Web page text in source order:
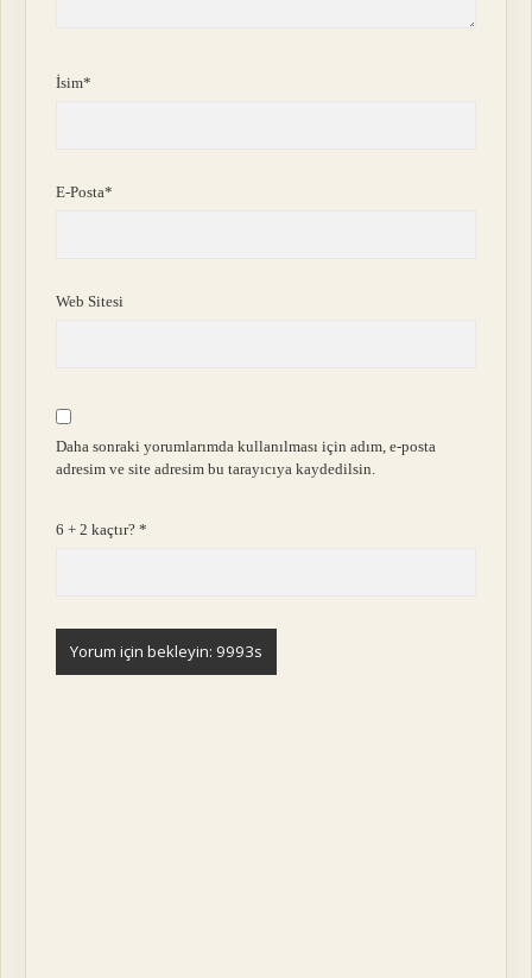
İsim*
E-Posta*
Web Sitesi
Daha sonraki yorumlarımda kullanılması için adım, e-posta
adresim ve site adresim bu tarayıcıya kaydedilsin.
6 + 2 kaçtır?*